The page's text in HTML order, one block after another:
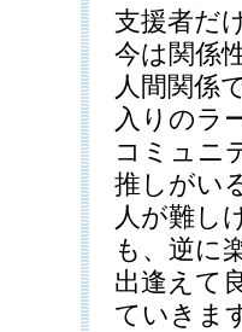
支援者だ
今は関係
人間関係
入りのラ
コミュニ
推しがい
人が難し
も、逆に
出逢えて
ていきま